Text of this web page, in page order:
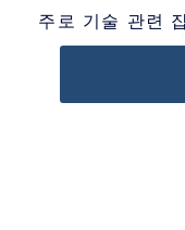
주로 기술 관련